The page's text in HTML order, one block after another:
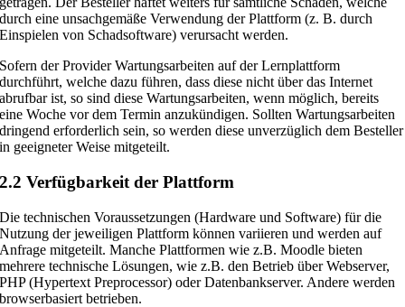
durch eine unsachgemäße Verwendung der Plattform (z. B. durch
Einspielen von Schadsoftware) verursacht werden.
Sofern der Provider Wartungsarbeiten auf der Lernplattform
durchführt, welche dazu führen, dass diese nicht über das Internet
abrufbar ist, so sind diese Wartungsarbeiten, wenn möglich, bereits
eine Woche vor dem Termin anzukündigen. Sollten Wartungsarbeiten
dringend erforderlich sein, so werden diese unverzüglich dem Besteller
in geeigneter Weise mitgeteilt.
2.2 Verfügbarkeit der Plattform
Die technischen Voraussetzungen (Hardware und Software) für die
Nutzung der jeweiligen Plattform können variieren und werden auf
Anfrage mitgeteilt. Manche Plattformen wie z.B. Moodle bieten
mehrere technische Lösungen, wie z.B. den Betrieb über Webserver,
PHP (Hypertext Preprocessor) oder Datenbankserver. Andere werden
browserbasiert betrieben.